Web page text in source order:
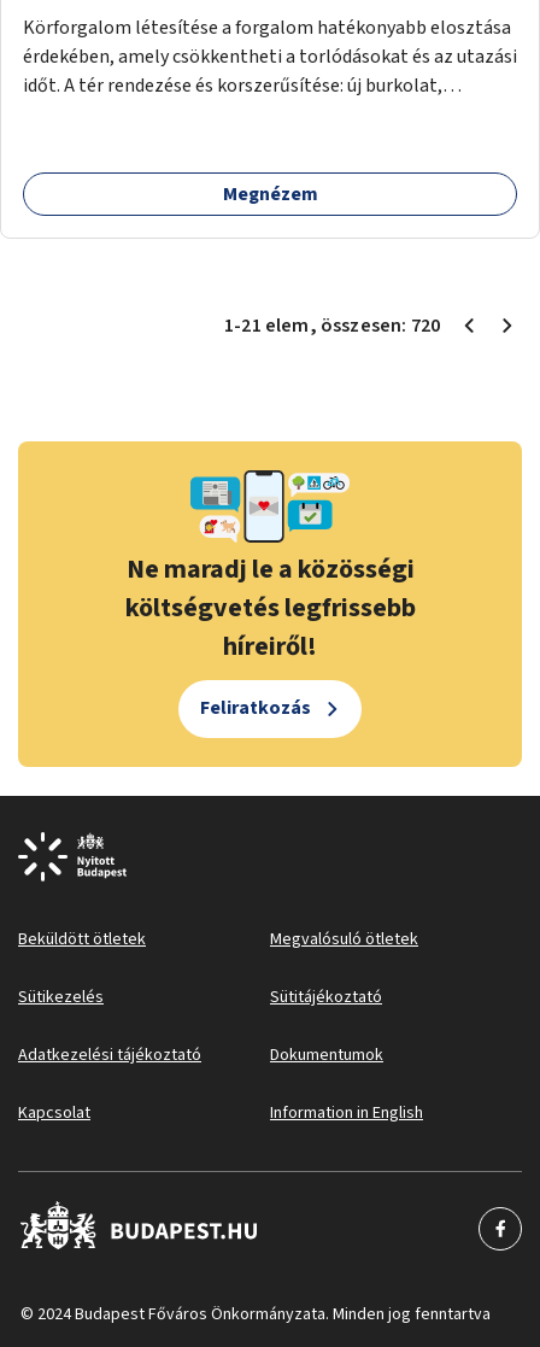
Körforgalom létesítése a forgalom hatékonyabb elosztása
érdekében, amely csökkentheti a torlódásokat és az utazási
időt. A tér rendezése és korszerűsítése: új burkolat,
időznek.
Megnézem
1-21 elem, összesen: 720
Ne maradj le a közösségi
költségvetés legfrissebb
híreiről!
Feliratkozás
Beküldött ötletek Megvalósuló ötletek
Sütikezelés Sütitájékoztató
Adatkezelési tájékoztató Dokumentumok
Kapcsolat Information in English
© 2024 Budapest Főváros Önkormányzata. Minden jog fenntartva